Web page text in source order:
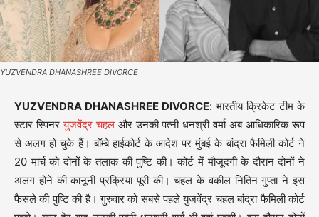
YUZVENDRA DHANASHREE DIVORCE
YUZVENDRA DHANASHREE DIVORCE: भारतीय क्रिकेट टीम के
स्टार स्पिनरयुजवेंद्र चहलऔर उनकी पत्नी धनश्री वर्मा अब आधिकारिक रूप
से अलग हो चुके हैं। बॉम्बे हाईकोर्ट के आदेश पर मुंबई के बांद्रा फैमिली कोर्ट ने
20 मार्च को दोनों के तलाक की पुष्टि की। कोर्ट में मौजूदगी के दौरान दोनों ने
अलग होने की कानूनी प्रक्रिया पूरी की। चहल के वकील नितिन गुप्ता ने इस
फैसले की पुष्टि की है। गुरुवार को सबसे पहले युजवेंद्र चहल बांद्रा फैमिली कोर्ट